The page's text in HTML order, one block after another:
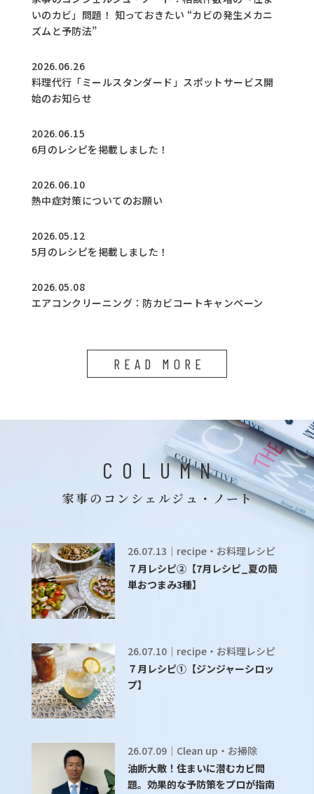
いのカビ」問題！ 知っておきたい “カビの発生メカニ
ズムと予防法”
2026.06.26
料理代行「ミールスタンダード」スポットサービス開
始のお知らせ
2026.06.15
6月のレシピを掲載しました！
2026.06.10
熱中症対策についてのお願い
2026.05.12
5月のレシピを掲載しました！
2026.05.08
エアコンクリーニング：防カビコートキャンペーン
READ MORE
COLUMN
家事のコンシェルジュ・ノート
26.07.13｜recipe・お料理レシピ
７月レシピ②【7月レシピ_夏の簡
単おつまみ3種】
26.07.10｜recipe・お料理レシピ
７月レシピ①【ジンジャーシロッ
プ】
26.07.09｜Clean up・お掃除
油断大敵！住まいに潜むカビ問
題。効果的な予防策をプロが指南